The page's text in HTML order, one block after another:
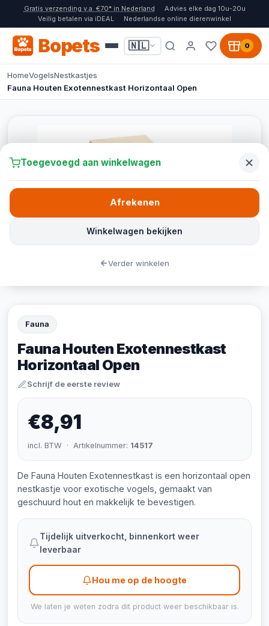
Gratis verzending v.a. €70* in Nederland
Advies elke dag 10u-20u
Veilig betalen via iDEAL
Nederlandse online dierenwinkel
Bopets 🇳🇱 0
HomeVogelsNestkastjes
Fauna Houten Exotennestkast Horizontaal Open
Fauna
Fauna Houten Exotennestkast
Horizontaal Open
Schrijf de eerste review
€8,91
incl. BTW · Artikelnummer: 14517
De Fauna Houten Exotennestkast is een horizontaal open
nestkastje voor exotische vogels, gemaakt van
geschuurd hout en makkelijk te bevestigen.
Tijdelijk uitverkocht, binnenkort weer
leverbaar
Hou me op de hoogte
We laten je weten zodra dit product weer beschikbaar is.
Toegevoegd aan winkelwagen
Winkelwagen bekijken
Afrekenen
Verder winkelen